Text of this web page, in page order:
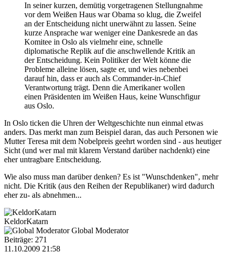
In seiner kurzen, demütig vorgetragenen Stellungnahme
vor dem Weißen Haus war Obama so klug, die Zweifel
an der Entscheidung nicht unerwähnt zu lassen. Seine
kurze Ansprache war weniger eine Dankesrede an das
Komitee in Oslo als vielmehr eine, schnelle
diplomatische Replik auf die anschwellende Kritik an
der Entscheidung. Kein Politiker der Welt könne die
Probleme alleine lösen, sagte er, und wies nebenbei
darauf hin, dass er auch als Commander-in-Chief
Verantwortung trägt. Denn die Amerikaner wollen
einen Präsidenten im Weißen Haus, keine Wunschfigur
aus Oslo.
In Oslo ticken die Uhren der Weltgeschichte nun einmal etwas
anders. Das merkt man zum Beispiel daran, das auch Personen wie
Mutter Teresa mit dem Nobelpreis geehrt worden sind - aus heutiger
Sicht (und wer mal mit klarem Verstand darüber nachdenkt) eine
eher untragbare Entscheidung.
Wie also muss man darüber denken? Es ist "Wunschdenken", mehr
nicht. Die Kritik (aus den Reihen der Republikaner) wird dadurch
eher zu- als abnehmen...
KeldorKatarn
Global Moderator
Beiträge: 271
11.10.2009 21:58